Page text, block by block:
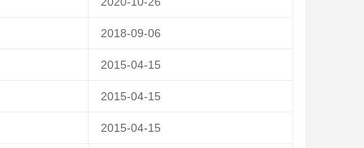
2018-09-06
2015-04-15
2015-04-15
2015-04-15